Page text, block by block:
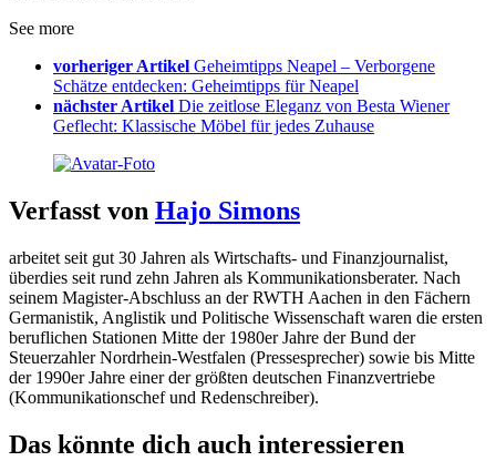
See more
vorheriger Artikel Geheimtipps Neapel – Verborgene
Schätze entdecken: Geheimtipps für Neapel
nächster Artikel Die zeitlose Eleganz von Besta Wiener
Geflecht: Klassische Möbel für jedes Zuhause
Verfasst von Hajo Simons
arbeitet seit gut 30 Jahren als Wirtschafts- und Finanzjournalist,
überdies seit rund zehn Jahren als Kommunikationsberater. Nach
seinem Magister-Abschluss an der RWTH Aachen in den Fächern
Germanistik, Anglistik und Politische Wissenschaft waren die ersten
beruflichen Stationen Mitte der 1980er Jahre der Bund der
Steuerzahler Nordrhein-Westfalen (Pressesprecher) sowie bis Mitte
der 1990er Jahre einer der größten deutschen Finanzvertriebe
(Kommunikationschef und Redenschreiber).
Das könnte dich auch interessieren